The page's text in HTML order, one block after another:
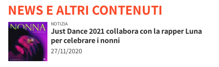
NEWS E ALTRI CONTENUTI
NOTIZIA
Just Dance 2021 collabora con la rapper Luna
per celebrare i nonni
27/11/2020